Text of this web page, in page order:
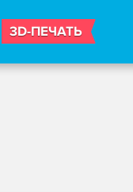
3D-ПЕЧАТЬ